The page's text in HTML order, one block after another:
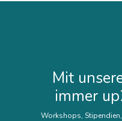
Mit
immer
Workshops,